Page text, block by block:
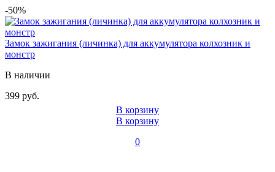
-50%
Замок зажигания (личинка) для аккумулятора колхозник и
монстр
В наличии
399 руб.
В корзину
В корзину
0